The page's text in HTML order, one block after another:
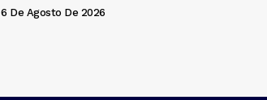
6 De Agosto De 2026